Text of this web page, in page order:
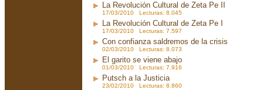
La Revolución Cultural de Zeta Pe II
17/03/2010 Lecturas: 8.045
La Revolución Cultural de Zeta Pe I
17/03/2010 Lecturas: 7.597
Con confianza saldremos de la crisis
02/03/2010 Lecturas: 8.073
El garito se viene abajo
01/03/2010 Lecturas: 7.916
Putsch a la Justicia
23/02/2010 Lecturas: 8.860